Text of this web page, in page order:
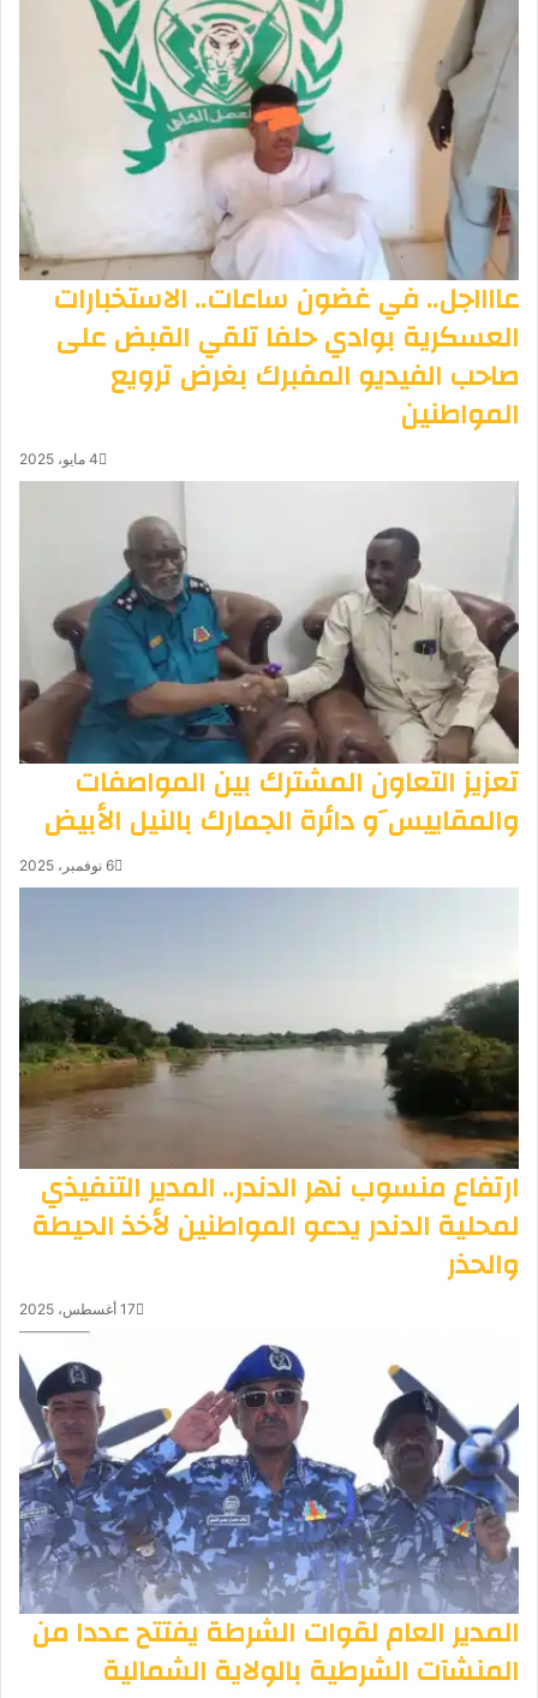
عااااجل.. في غضون ساعات.. الاستخبارات
العسكرية بوادي حلفا تلقي القبض على
صاحب الفيديو المفبرك بغرض ترويع
المواطنين
4 مايو، 2025
تعزيز التعاون المشترك بين المواصفات
والمقاييس َو دائرة الجمارك بالنيل الأبيض
6 نوفمبر، 2025
ارتفاع منسوب نهر الدندر.. المدير التنفيذي
لمحلية الدندر يدعو المواطنين لأخذ الحيطة
والحذر
17 أغسطس، 2025
المدير العام لقوات الشرطة يفتتح عددا من
المنشآت الشرطية بالولاية الشمالية